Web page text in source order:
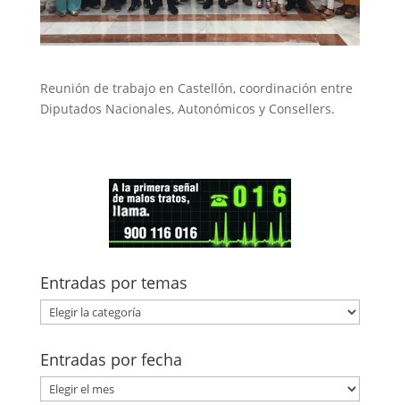
Reunión de trabajo en Castellón, coordinación entre
Diputados Nacionales, Autonómicos y Consellers.
Entradas por temas
Entradas
por
temas
Entradas por fecha
Entradas